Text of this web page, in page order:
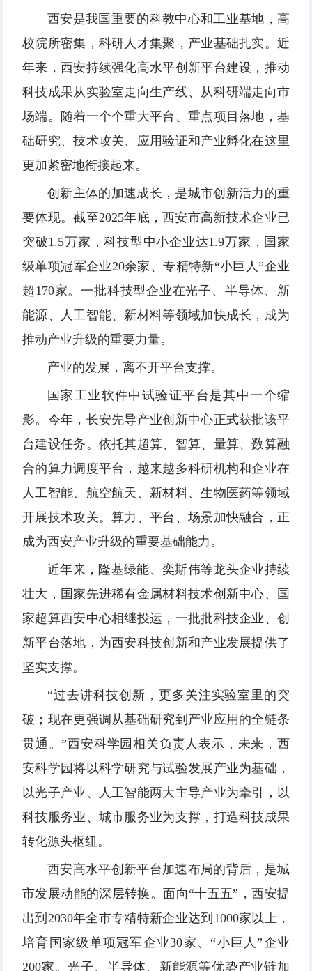
西安是我国重要的科教中心和工业基地，高
校院所密集，科研人才集聚，产业基础扎实。近
年来，西安持续强化高水平创新平台建设，推动
科技成果从实验室走向生产线、从科研端走向市
场端。随着一个个重大平台、重点项目落地，基
础研究、技术攻关、应用验证和产业孵化在这里
更加紧密地衔接起来。
创新主体的加速成长，是城市创新活力的重
要体现。截至2025年底，西安市高新技术企业已
突破1.5万家，科技型中小企业达1.9万家，国家
级单项冠军企业20余家、专精特新“小巨人”企业
超170家。一批科技型企业在光子、半导体、新
能源、人工智能、新材料等领域加快成长，成为
推动产业升级的重要力量。
产业的发展，离不开平台支撑。
国家工业软件中试验证平台是其中一个缩
影。今年，长安先导产业创新中心正式获批该平
台建设任务。依托其超算、智算、量算、数算融
合的算力调度平台，越来越多科研机构和企业在
人工智能、航空航天、新材料、生物医药等领域
开展技术攻关。算力、平台、场景加快融合，正
成为西安产业升级的重要基础能力。
近年来，隆基绿能、奕斯伟等龙头企业持续
壮大，国家先进稀有金属材料技术创新中心、国
家超算西安中心相继投运，一批批科技企业、创
新平台落地，为西安科技创新和产业发展提供了
坚实支撑。
“过去讲科技创新，更多关注实验室里的突
破；现在更强调从基础研究到产业应用的全链条
贯通。”西安科学园相关负责人表示，未来，西
安科学园将以科学研究与试验发展产业为基础，
以光子产业、人工智能两大主导产业为牵引，以
科技服务业、城市服务业为支撑，打造科技成果
转化源头枢纽。
西安高水平创新平台加速布局的背后，是城
市发展动能的深层转换。面向“十五五”，西安提
出到2030年全市专精特新企业达到1000家以上，
培育国家级单项冠军企业30家、“小巨人”企业
200家。光子、半导体、新能源等优势产业链加